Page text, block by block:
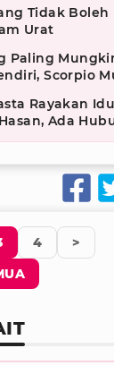
Tidak Boleh
Urat
Paling
Scorpio
Rayakan
Ada
4
>